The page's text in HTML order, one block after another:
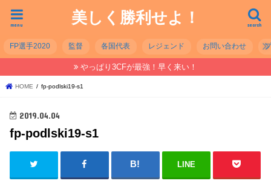
美しく勝利せよ！ search
menu
FP選手2020 監督 各国代表 レジェンド お問い合わせ
やっぱり3CFが最強！早く来い！
HOME fp-podlski19-s1
2019.04.04
fp-podlski19-s1
LINE